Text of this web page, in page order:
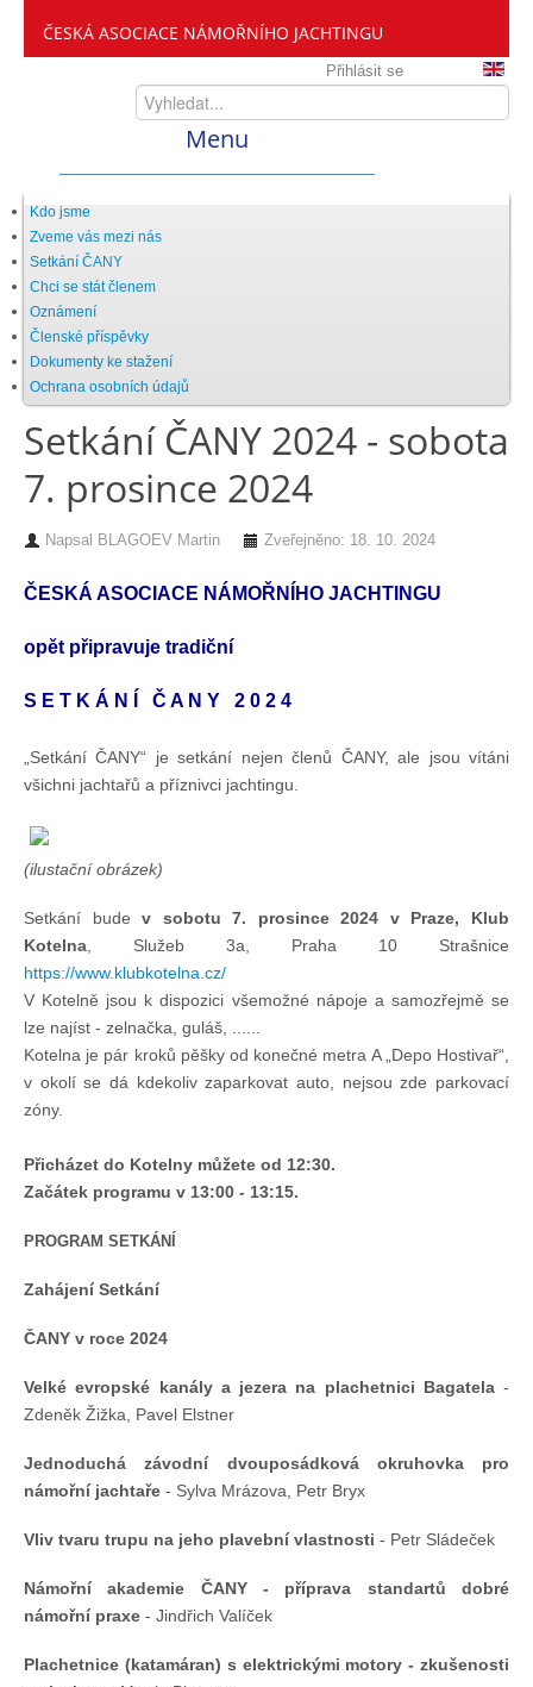
ČESKÁ ASOCIACE NÁMOŘNÍHO JACHTINGU
Přihlásit se
Menu
Home
ČANY
Kdo jsme
Zveme vás mezi nás
Setkání ČANY
Oznámení
Dokumenty ke stažení
Ochrana osobních údajů
Legislativa
Legislativní proces
Doklady osob
Lodě - technika (tech. způsobilost)
Rádio (MF, HF, VHF)
Offshore Cup
Pohár mistrů
Kdo jsme
Zveme vás mezi nás
Setkání ČANY
Chci se stát členem
Oznámení
Členské příspěvky
Dokumenty ke stažení
Ochrana osobních údajů
Setkání ČANY 2024 - sobota
7. prosince 2024
Napsal BLAGOEV Martin Zveřejněno: 18. 10. 2024
ČESKÁ ASOCIACE NÁMOŘNÍHO JACHTINGU
opět připravuje tradiční
S E T K Á N Í Č A N Y 2 0 2 4
„Setkání ČANY“ je setkání nejen členů ČANY, ale jsou vítáni
všichni jachtařů a příznivci jachtingu.
(ilustační obrázek)
Setkání budev sobotu 7. prosince 2024 v Praze, Klub
Kotelna , Služeb 3a, Praha 10 Strašnice
https://www.klubkotelna.cz/
V Kotelně jsou k dispozici všemožné nápoje a samozřejmě se
lze najíst - zelnačka, guláš, ......
Kotelna je pár kroků pěšky od konečné metra A „Depo Hostivař“,
v okolí se dá kdekoliv zaparkovat auto, nejsou zde parkovací
zóny.
Přicházet do Kotelny můžete od 12:30.
Začátek programu v 13:00 - 13:15.
PROGRAM SETKÁNÍ
Zahájení Setkání
ČANY v roce 2024
Velké evropské kanály a jezera na plachetnici Bagatela-
Zdeněk Žižka, Pavel Elstner
Jednoduchá závodní dvouposádková okruhovka pro
námořní jachtaře - Sylva Mrázova, Petr Bryx
Vliv tvaru trupu na jeho plavební vlastnosti - Petr Sládeček
Námořní akademie ČANY - příprava standartů dobré
námořní praxe - Jindřich Valíček
Plachetnice (katamáran) s elektrickými motory - zkušenosti